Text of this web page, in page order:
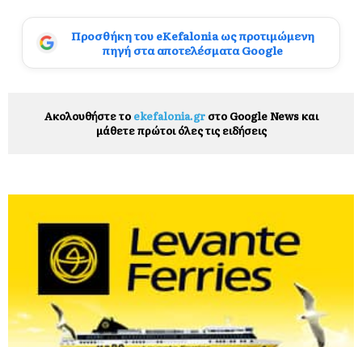
Προσθήκη του eKefalonia ως προτιμώμενη
πηγή στα αποτελέσματα Google
Ακολουθήστε το ekefalonia.grστο Google News και
μάθετε πρώτοι όλες τις ειδήσεις